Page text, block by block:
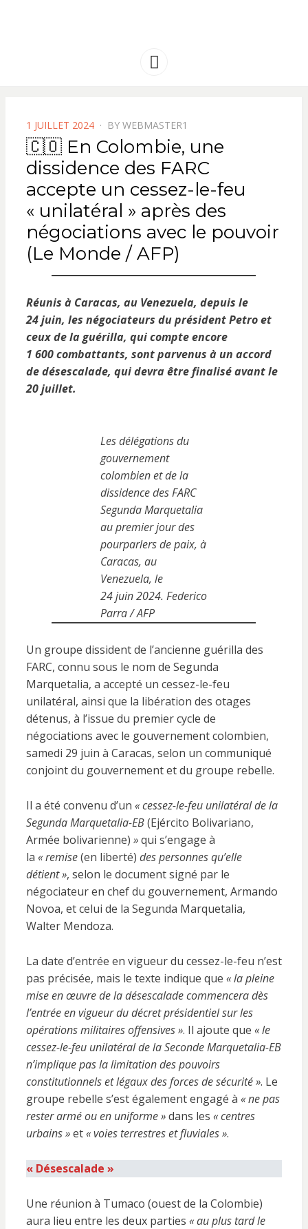
AMERIQUE
Menu
POSTED
ON
1 JUILLET 2024 BY WEBMASTER1
🇨🇴 En Colombie, une
dissidence des FARC
accepte un cessez-le-feu
« unilatéral » après des
négociations avec le pouvoir
(Le Monde / AFP)
Réunis à Caracas, au Venezuela, depuis le
24 juin, les négociateurs du président Petro et
ceux de la guérilla, qui compte encore
1 600 combattants, sont parvenus à un accord
de désescalade, qui devra être finalisé avant le
20 juillet.
Les délégations du
gouvernement
colombien et de la
dissidence des FARC
Segunda Marquetalia
au premier jour des
pourparlers de paix, à
Caracas, au
Venezuela, le
24 juin 2024. Federico
Parra / AFP
Un groupe dissident de l’ancienne guérilla des
FARC, connu sous le nom de Segunda
Marquetalia, a accepté un cessez-le-feu
unilatéral, ainsi que la libération des otages
détenus, à l’issue du premier cycle de
négociations avec le gouvernement colombien,
samedi 29 juin à Caracas, selon un communiqué
conjoint du gouvernement et du groupe rebelle.
Il a été convenu d’un « cessez-le-feu unilatéral de la
Segunda Marquetalia-EB(Ejército Bolivariano,
Armée bolivarienne) »qui s’engage à
la « remise(en liberté) des personnes qu’elle
détient », selon le document signé par le
négociateur en chef du gouvernement, Armando
Novoa, et celui de la Segunda Marquetalia,
Walter Mendoza.
La date d’entrée en vigueur du cessez-le-feu n’est
pas précisée, mais le texte indique que « la pleine
mise en œuvre de la désescalade commencera dès
l’entrée en vigueur du décret présidentiel sur les
opérations militaires offensives ». Il ajoute que « le
cessez-le-feu unilatéral de la Seconde Marquetalia-EB
n’implique pas la limitation des pouvoirs
constitutionnels et légaux des forces de sécurité ». Le
groupe rebelle s’est également engagé à « ne pas
rester armé ou en uniforme »dans les « centres
urbains »et« voies terrestres et fluviales ».
« Désescalade »
Une réunion à Tumaco (ouest de la Colombie)
aura lieu entre les deux parties « au plus tard le